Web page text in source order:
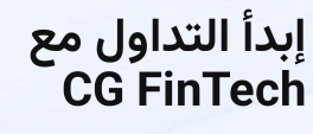
إبدأ التداول مع
CG FinTech